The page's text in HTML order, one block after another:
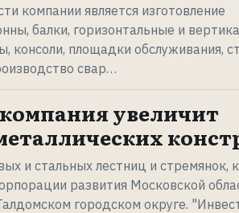
компании является изготовление
балки, горизонтальные и
консоли, площадки обслуживания,
свар…
увеличит
и стальных лестниц и стремянок,
развития Московской
городском округе.